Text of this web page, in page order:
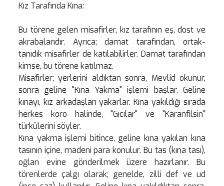
Kız Tarafında Kına:
Bu törene gelen misafirler, kız tarafının eş, dost ve
akrabalarıdır. Ayrıca; damat tarafından, ortak-
tanıdık misafirler de katılabilirler. Damat tarafından
kimse, bu törene katılmaz.
Misafirler; yerlerini aldıktan sonra, Mevlid okunur,
sonra geline "Kına Yakma" işlemi başlar. Geline
kınayı, kız arkadaşları yakarlar. Kına yakıldığı sırada
herkes koro halinde, "Gıcılar" ve "Karanfilsin"
türkülerini söyler.
Kına yakma işlemi bitince, geline kına yakılan kına
tasının içine, madeni para konulur. Bu tas (kına tası),
oğlan evine gönderilmek üzere hazırlanır. Bu
törenlerde çalgı olarak; genelde, zilli def ve ud